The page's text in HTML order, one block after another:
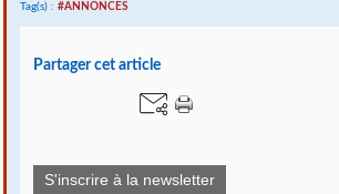
Tag(s) : #ANNONCES
Partager cet article
S'inscrire à la newsletter